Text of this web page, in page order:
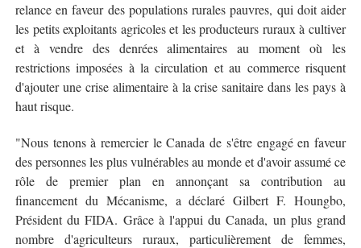
relance en faveur des populations rurales pauvres, qui doit aider
les petits exploitants agricoles et les producteurs ruraux à cultiver
et à vendre des denrées alimentaires au moment où les
restrictions imposées à la circulation et au commerce risquent
d'ajouter une crise alimentaire à la crise sanitaire dans les pays à
haut risque.
"Nous tenons à remercier le Canada de s'être engagé en faveur
des personnes les plus vulnérables au monde et d'avoir assumé ce
rôle de premier plan en annonçant sa contribution au
financement du Mécanisme, a déclaré Gilbert F. Houngbo,
Président du FIDA. Grâce à l'appui du Canada, un plus grand
nombre d'agriculteurs ruraux, particulièrement de femmes,